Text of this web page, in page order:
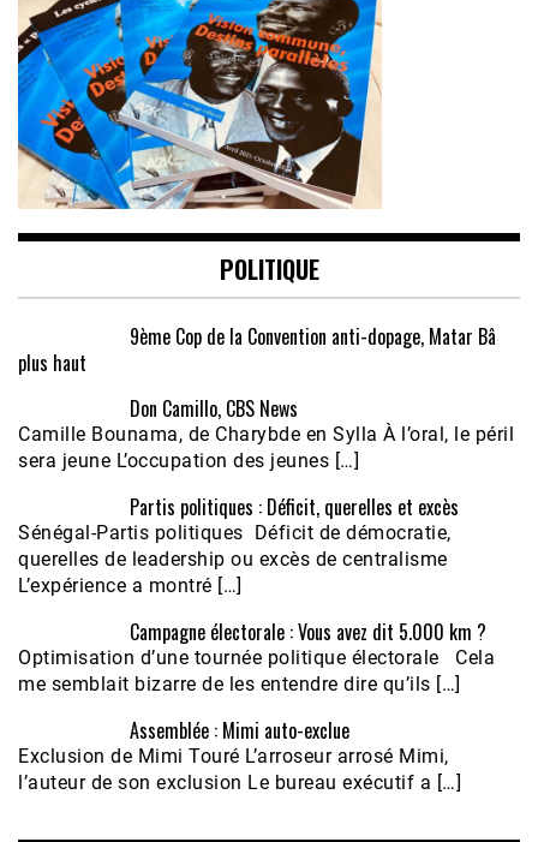
POLITIQUE
9ème Cop de la Convention anti-dopage, Matar Bâ
plus haut
Don Camillo, CBS News
Camille Bounama, de Charybde en Sylla À l’oral, le péril
sera jeune L’occupation des jeunes […]
Partis politiques : Déficit, querelles et excès
Sénégal-Partis politiques Déficit de démocratie,
querelles de leadership ou excès de centralisme
L’expérience a montré […]
Campagne électorale : Vous avez dit 5.000 km ?
Optimisation d’une tournée politique électorale Cela
me semblait bizarre de les entendre dire qu’ils […]
Assemblée : Mimi auto-exclue
Exclusion de Mimi Touré L’arroseur arrosé Mimi,
l’auteur de son exclusion Le bureau exécutif a […]